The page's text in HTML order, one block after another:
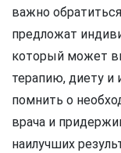
важно
предложат
который может
терапию, диету и
помнить о
врача и
наилучших